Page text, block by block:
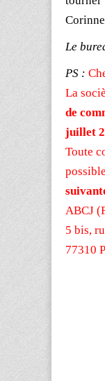
Le
PS :
La
de
juillet
Toute
ABCJ
5 bis,
77310